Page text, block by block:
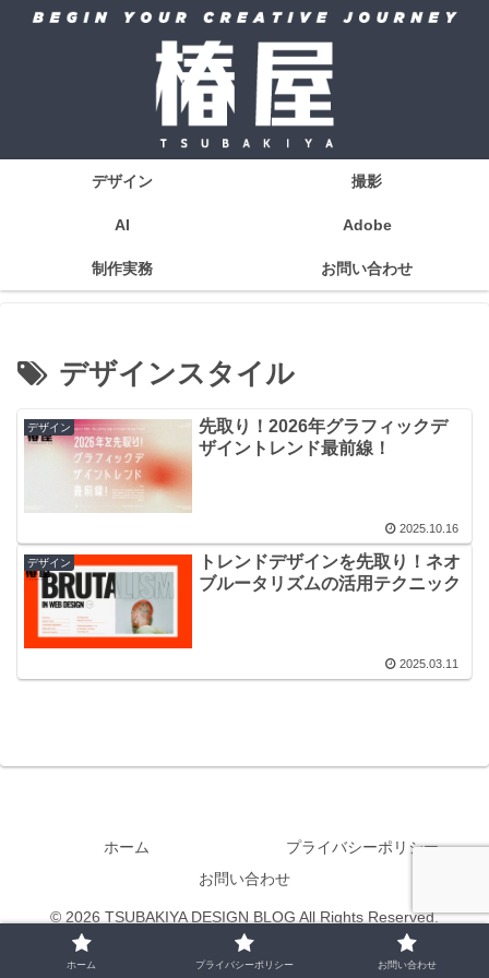
デザイン 撮影
AI Adobe
制作実務 お問い合わせ
デザインスタイル
デザイン
先取り！2026年グラフィックデ
ザイントレンド最前線！
2025.10.16
デザイン
トレンドデザインを先取り！ネオ
ブルータリズムの活用テクニック
2025.03.11
ホーム
プライバシーポリシー
お問い合わせ
© 2026 TSUBAKIYA DESIGN BLOG All Rights Reserved.
ホーム プライバシーポリシー お問い合わせ